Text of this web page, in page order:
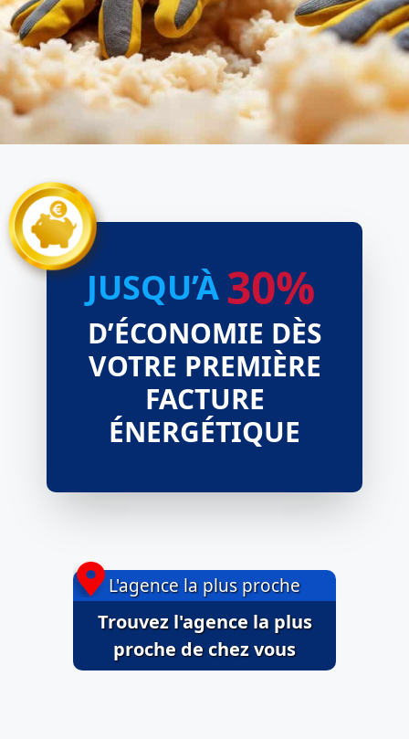
L'agence la plus proche
Trouvez l'agence la plus
proche de chez vous
JUSQU’À30%
D’ÉCONOMIE DÈS
VOTRE PREMIÈRE
FACTURE
ÉNERGÉTIQUE